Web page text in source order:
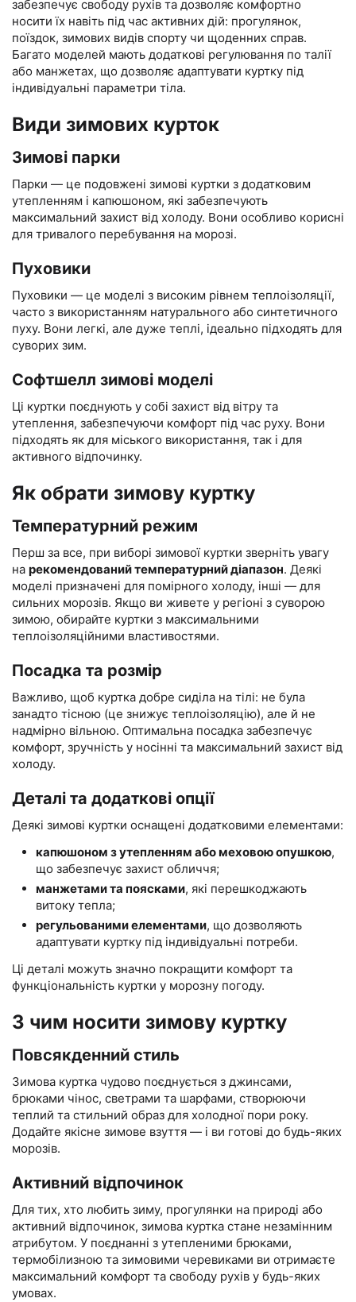
забезпечує свободу рухів та дозволяє комфортно
носити їх навіть під час активних дій: прогулянок,
поїздок, зимових видів спорту чи щоденних справ.
Багато моделей мають додаткові регулювання по талії
або манжетах, що дозволяє адаптувати куртку під
індивідуальні параметри тіла.
Види зимових курток
Зимові парки
Парки — це подовжені зимові куртки з додатковим
утепленням і капюшоном, які забезпечують
максимальний захист від холоду. Вони особливо корисні
для тривалого перебування на морозі.
Пуховики
Пуховики — це моделі з високим рівнем теплоізоляції,
часто з використанням натурального або синтетичного
пуху. Вони легкі, але дуже теплі, ідеально підходять для
суворих зим.
Софтшелл зимові моделі
Ці куртки поєднують у собі захист від вітру та
утеплення, забезпечуючи комфорт під час руху. Вони
підходять як для міського використання, так і для
активного відпочинку.
Як обрати зимову куртку
Температурний режим
Перш за все, при виборі зимової куртки зверніть увагу
на рекомендований температурний діапазон. Деякі
моделі призначені для помірного холоду, інші — для
сильних морозів. Якщо ви живете у регіоні з суворою
зимою, обирайте куртки з максимальними
теплоізоляційними властивостями.
Посадка та розмір
Важливо, щоб куртка добре сиділа на тілі: не була
занадто тісною (це знижує теплоізоляцію), але й не
надмірно вільною. Оптимальна посадка забезпечує
комфорт, зручність у носінні та максимальний захист від
холоду.
Деталі та додаткові опції
Деякі зимові куртки оснащені додатковими елементами:
капюшоном з утепленням або меховою опушкою,
що забезпечує захист обличчя;
манжетами та поясками, які перешкоджають
витоку тепла;
регульованими елементами, що дозволяють
адаптувати куртку під індивідуальні потреби.
Ці деталі можуть значно покращити комфорт та
функціональність куртки у морозну погоду.
З чим носити зимову куртку
Повсякденний стиль
Зимова куртка чудово поєднується з джинсами,
брюками чінос, светрами та шарфами, створюючи
теплий та стильний образ для холодної пори року.
Додайте якісне зимове взуття — і ви готові до будь-яких
морозів.
Активний відпочинок
Для тих, хто любить зиму, прогулянки на природі або
активний відпочинок, зимова куртка стане незамінним
атрибутом. У поєднанні з утепленими брюками,
термобілизною та зимовими черевиками ви отримаєте
максимальний комфорт та свободу рухів у будь-яких
умовах.